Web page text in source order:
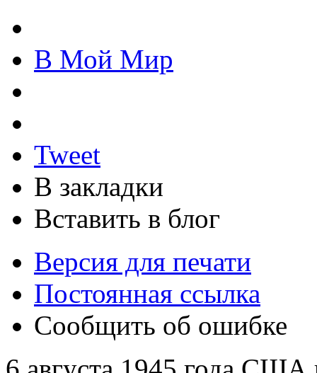
В Мой Мир
Tweet
В закладки
Вставить в блог
Версия для печати
Постоянная ссылка
Сообщить об ошибке